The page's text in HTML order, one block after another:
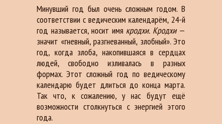
Минувший год был очень сложным годом. В
соответствии с ведическим календарём, 24-й
год называется, носит имя кродхи. Кродхи —
значит «гневный, разгневанный, злобный». Это
год, когда злоба, накопившаяся в сердцах
людей, свободно изливалась в разных
формах. Этот сложный год по ведическому
календарю будет длиться до конца марта.
Так что, к сожалению, у нас будут ещё
возможности столкнуться с энергией этого
года.